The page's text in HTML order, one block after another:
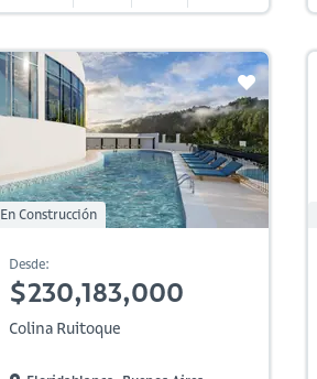
En Construcción
Desde:
$230,183,000
Colina Ruitoque